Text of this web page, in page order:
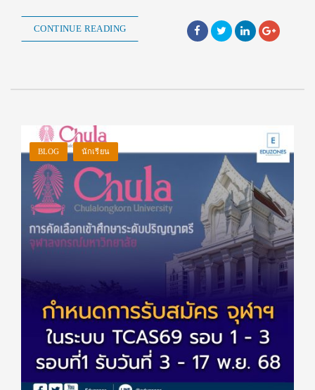
CONTINUE READING
BLOG นักเรียน